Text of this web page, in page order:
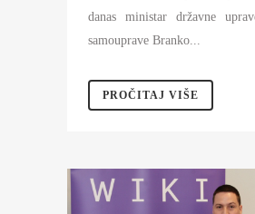
danas ministar državne
samouprave Branko...
PROČITAJ VIŠE